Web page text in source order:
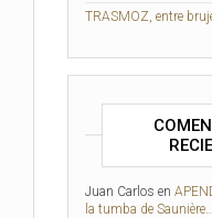
TRASMOZ, entre
Juan Carlos en
la tumba de Saunière…